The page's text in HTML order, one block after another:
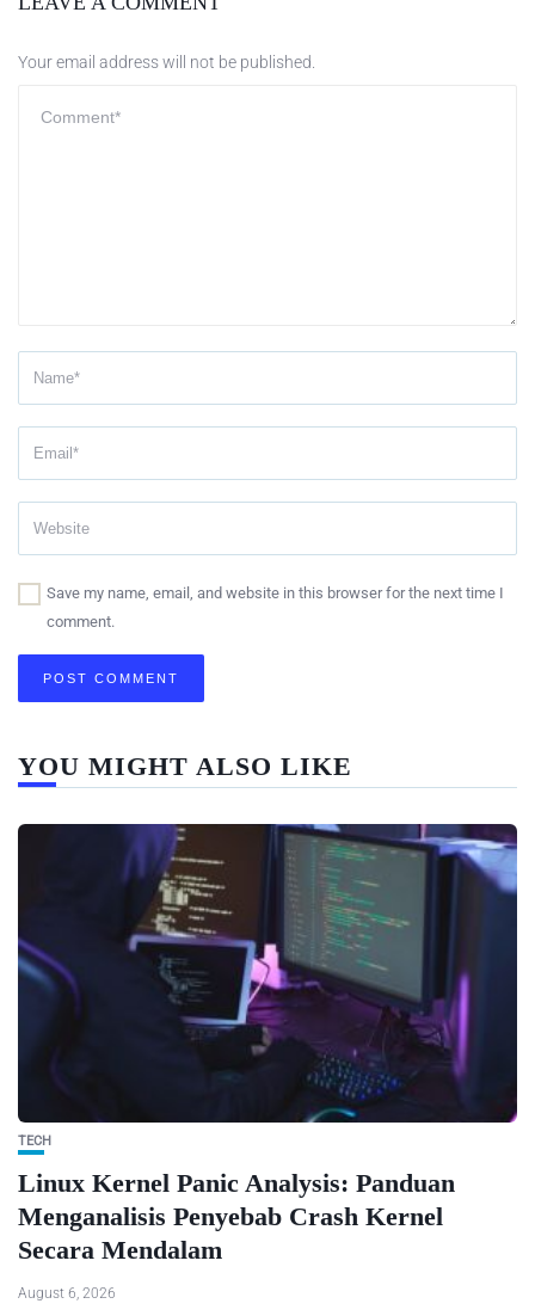
Your email address will not be published.
Save my name, email, and website in this browser for the next time I
comment.
YOU MIGHT ALSO LIKE
TECH
Linux Kernel Panic Analysis: Panduan
Menganalisis Penyebab Crash Kernel
Secara Mendalam
August 6, 2026